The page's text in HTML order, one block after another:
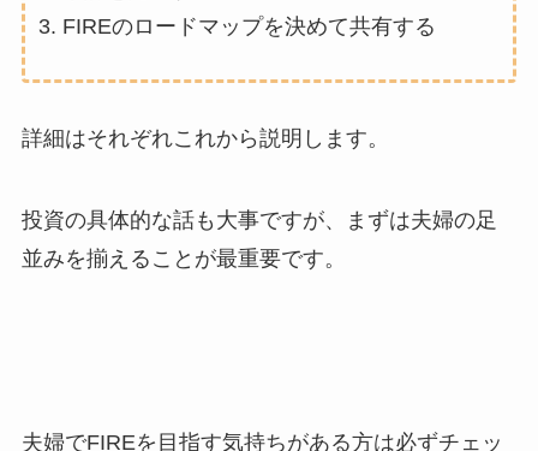
FIREのロードマップを決めて共有する
詳細はそれぞれこれから説明します。
投資の具体的な話も大事ですが、まずは夫婦の足
並みを揃えることが最重要です。
夫婦でFIREを目指す気持ちがある方は必ずチェッ